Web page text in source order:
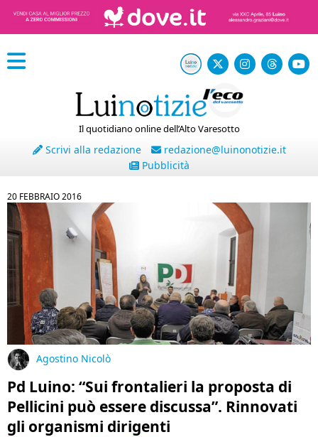
Il quotidiano online dell’Alto Varesotto
Scrivi alla redazione
redazione@luinonotizie.it
Pubblicità
20 FEBBRAIO 2016
Agostino Nicolò
Pd Luino: “Sui frontalieri la proposta di
Pellicini può essere discussa”. Rinnovati
gli organismi dirigenti